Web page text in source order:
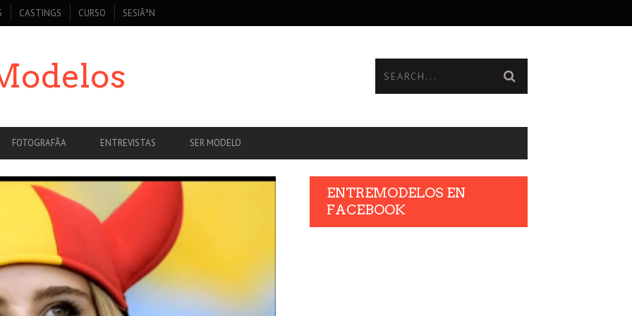
CASTINGS CURSO SESIÃ³N
FOTOGRAFÃ­A ENTREVISTAS SER MODELO
ENTREMODELOS EN
FACEBOOK